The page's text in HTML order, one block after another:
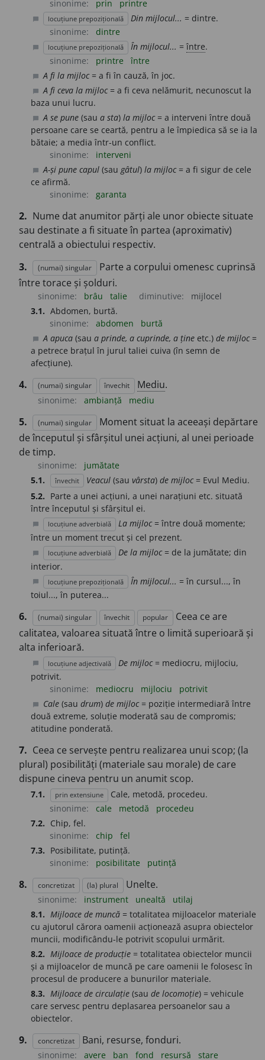
sinonime:
prin printre
locuțiune prepozițională Din mijlocul... = dintre.
sinonime:
dintre
chat_bubble locuțiune prepozițională În mijlocul... =între.
sinonime:
printre între
A fi la mijloc= a fi în cauză, în joc.
A fi ceva la mijloc= a fi ceva nelămurit, necunoscut la
baza unui lucru.
A se pune (saua sta)la mijloc= a interveni între două
persoane care se ceartă, pentru a le împiedica să se ia la
bătaie; a media într-un conflict.
sinonime:
interveni
A-și pune capul (saugâtul)la mijloc= a fi sigur de cele
ce afirmă.
sinonime:
garanta
2. Nume dat anumitor părți ale unor obiecte situate
sau destinate a fi situate în partea (aproximativ)
centrală a obiectului respectiv.
3.
(numai) singular
Parte a corpului omenesc cuprinsă
între torace și șolduri.
sinonime: brâu talie diminutive:
mijlocel
3.1. Abdomen, burtă.
sinonime:
abdomen burtă
A apuca (saua prinde, a cuprinde, a ține etc.)de mijloc=
a petrece brațul în jurul taliei cuiva (în semn de
afecțiune).
4. (numai) singular învechit Mediu.
sinonime: ambianță mediu
5. (numai) singular
Moment situat la aceeași depărtare
de începutul și sfârșitul unei acțiuni, al unei perioade
de timp.
sinonime:
jumătate
5.1.
învechit Veacul(sau vârsta) de mijloc= Evul Mediu.
5.2. Parte a unei acțiuni, a unei narațiuni etc. situată
între începutul și sfârșitul ei.
locuțiune adverbială La mijloc= între două momente;
între un moment trecut și cel prezent.
locuțiune adverbială De la mijloc= de la jumătate; din
interior.
chat_bubble locuțiune prepozițională În mijlocul... = în cursul..., în
toiul..., în puterea...
6. (numai) singular învechit popular
Ceea ce are
calitatea, valoarea situată între o limită superioară și
alta inferioară.
chat_bubble locuțiune adjectivală De mijloc= mediocru, mijlociu,
potrivit.
sinonime:
mediocru mijlociu potrivit
Cale (saudrum)de mijloc= poziție intermediară între
două extreme, soluție moderată sau de compromis;
atitudine ponderată.
7. Ceea ce servește pentru realizarea unui scop; (la
plural) posibilități (materiale sau morale) de care
dispune cineva pentru un anumit scop.
7.1. prin extensiune
Cale, metodă, procedeu.
sinonime:
cale metodă
procedeu
7.2. Chip, fel.
sinonime:
chip
fel
7.3. Posibilitate, putință.
sinonime:
posibilitate putință
8. concretizat (la) plural Unelte.
sinonime: instrument unealtă
utilaj
8.1. Mijloace de muncă = totalitatea mijloacelor materiale
cu ajutorul cărora oamenii acționează asupra obiectelor
muncii, modificându-le potrivit scopului urmărit.
8.2. Mijloace de producție = totalitatea obiectelor muncii
și a mijloacelor de muncă pe care oamenii le folosesc în
procesul de producere a bunurilor materiale.
8.3. Mijloace de circulație (sau de locomoție) = vehicule
care servesc pentru deplasarea persoanelor sau a
obiectelor.
9. concretizat Bani, resurse, fonduri.
sinonime: avere ban fond resursă stare